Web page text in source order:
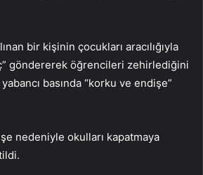
bir kişinin çocukları aracılığıyla
göndererek öğrencileri zehirlediğini
basında “korku ve endişe”
nedeniyle okulları kapatmaya